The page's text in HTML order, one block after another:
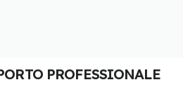
PROFESSIONALE